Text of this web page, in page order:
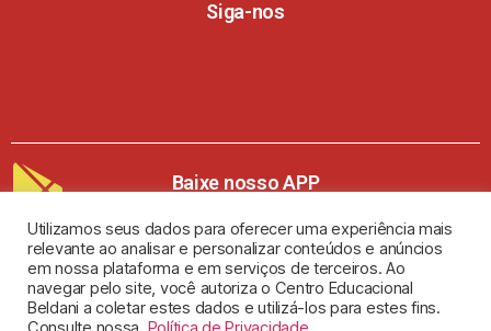
Siga-nos
Baixe nosso APP
Copyright 2024 © Todos os direitos reservados
Utilizamos seus dados para oferecer uma experiência mais
relevante ao analisar e personalizar conteúdos e anúncios
em nossa plataforma e em serviços de terceiros. Ao
navegar pelo site, você autoriza o Centro Educacional
Beldani a coletar estes dados e utilizá-los para estes fins.